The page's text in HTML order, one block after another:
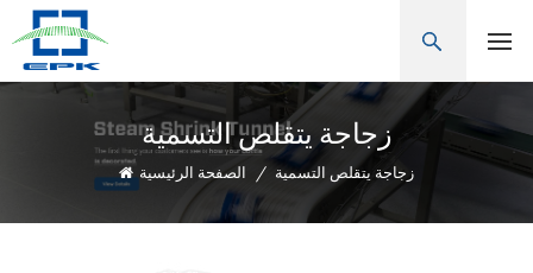
زجاجة يتقلص التسمية
الصفحة الرئيسية / زجاجة يتقلص التسمية